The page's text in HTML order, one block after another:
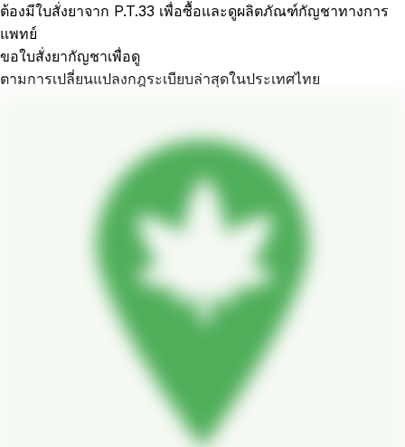
ต้องมีใบสั่งยาจาก P.T.33 เพื่อซื้อและดูผลิตภัณฑ์กัญชาทางการ
แพทย์
ขอใบสั่งยากัญชาเพื่อดู
ตามการเปลี่ยนแปลงกฎระเบียบล่าสุดในประเทศไทย